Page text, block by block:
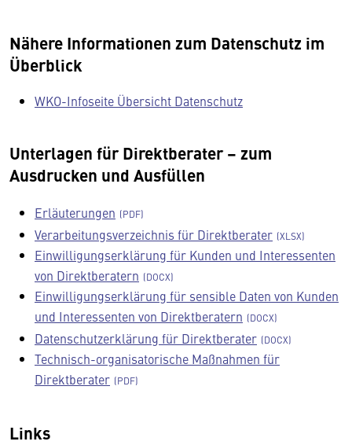
Nähere Informationen zum Datenschutz im
Überblick
WKO-Infoseite Übersicht Datenschutz
Unterlagen für Direktberater – zum
Ausdrucken und Ausfüllen
Erläuterungen
Verarbeitungsverzeichnis für Direktberater
Einwilligungserklärung für Kunden und Interessenten
von Direktberatern
Einwilligungserklärung für sensible Daten von Kunden
und Interessenten von Direktberatern
Datenschutzerklärung für Direktberater
Technisch-organisatorische Maßnahmen für
Direktberater
Links